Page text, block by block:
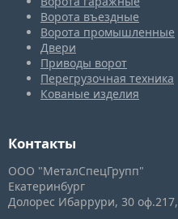
Ворота въездные
Ворота промышленные
Двери
Приводы ворот
Перегрузочная техника
Кованые изделия
Контакты
ООО "МеталСпецГрупп"
Екатеринбург
Долорес Ибаррури, 30 оф.217,